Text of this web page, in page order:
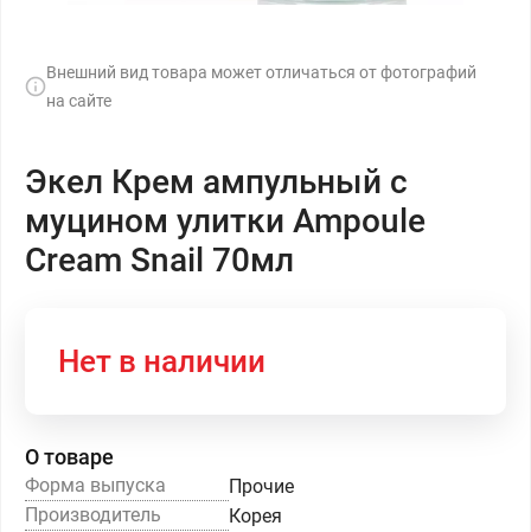
Внешний вид товара может отличаться от фотографий
на сайте
Экел Крем ампульный с
муцином улитки Ampoule
Cream Snail 70мл
Нет в наличии
О товаре
Форма выпуска
Прочие
Производитель
Корея